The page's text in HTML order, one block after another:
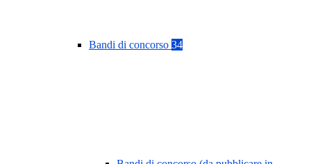
Bandi di concorso 34